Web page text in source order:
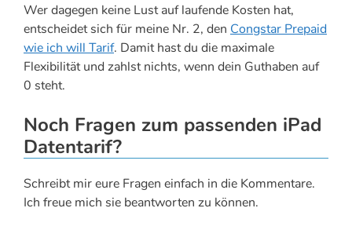
Wer dagegen keine Lust auf laufende Kosten hat,
entscheidet sich für meine Nr. 2, den Congstar Prepaid
wie ich will Tarif. Damit hast du die maximale
Flexibilität und zahlst nichts, wenn dein Guthaben auf
0 steht.
Noch Fragen zum passenden iPad
Datentarif?
Schreibt mir eure Fragen einfach in die Kommentare.
Ich freue mich sie beantworten zu können.